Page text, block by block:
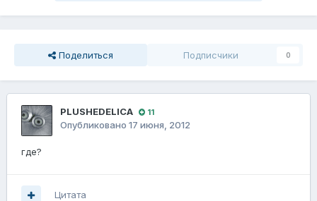
Поделиться Подписчики 0
PLUSHEDELICA 11
Опубликовано 17 июня, 2012
где?
Цитата